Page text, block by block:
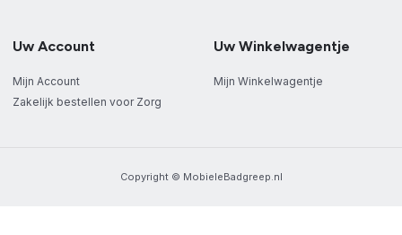
Uw Account
Mijn Account
Zakelijk bestellen voor Zorg
Uw Winkelwagentje
Mijn Winkelwagentje
Copyright © MobieleBadgreep.nl